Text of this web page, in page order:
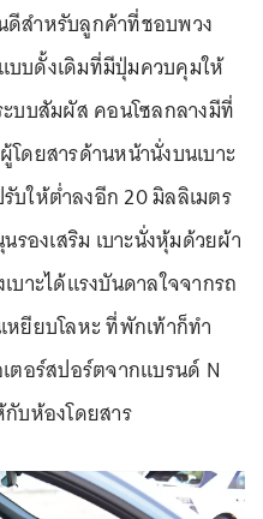
ดีสำหรับลูกค้าที่ชอบพวง
บดั้งเดิมที่มีปุ่มควบคุมให้
ะบบสัมผัส คอนโซลกลางมีที่
ดยสารด้านหน้านั่งบนเบาะ
บให้ต่ำลงอีก 20 มิลลิเมตร
องเสริม เบาะนั่งหุ้มด้วยผ้า
บาะได้แรงบันดาลใจจากรถ
หยียบโลหะ ที่พักเท้าก็ทำ
ตอร์สปอร์ตจากแบรนด์ N
กับห้องโดยสาร